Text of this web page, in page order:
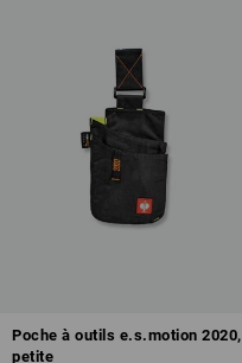
Poche à outils e.s.motion 2020,
petite